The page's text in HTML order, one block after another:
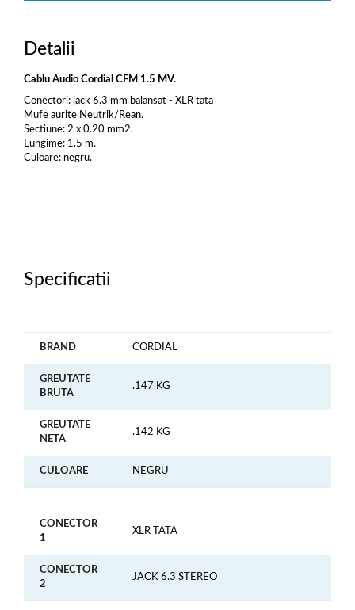
Detalii
Cablu Audio Cordial CFM 1.5 MV.
Conectori: jack 6.3 mm balansat - XLR tata
Mufe aurite Neutrik/Rean.
Sectiune: 2 x 0.20 mm2.
Lungime: 1.5 m.
Culoare: negru.
Specificatii
BRAND CORDIAL
GREUTATE
BRUTA
.147 KG
GREUTATE
NETA
.142 KG
CULOARE NEGRU
CONECTOR
1
XLR TATA
CONECTOR
2
JACK 6.3 STEREO